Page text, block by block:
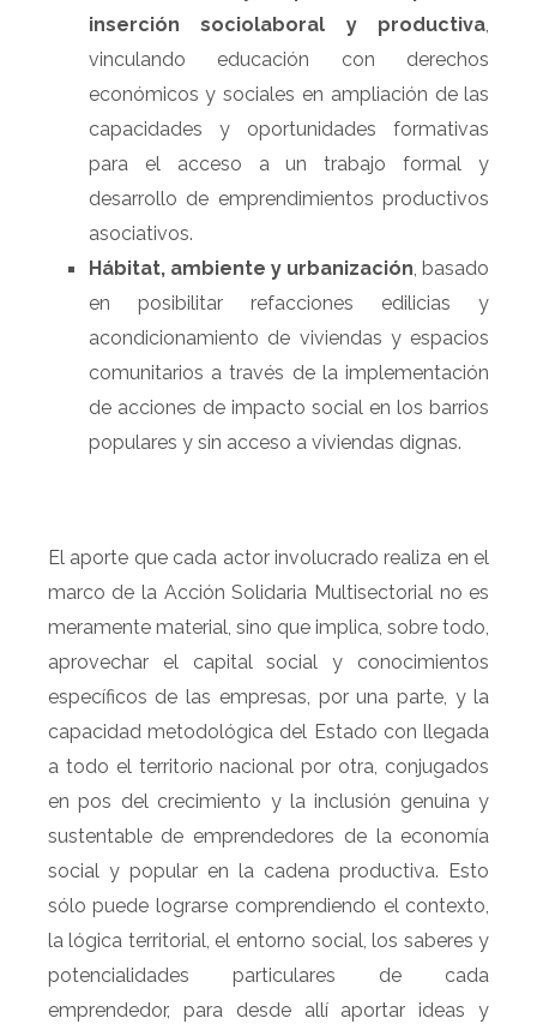
inserción sociolaboral y productiva,
vinculando educación con derechos
económicos y sociales en ampliación de las
capacidades y oportunidades formativas
para el acceso a un trabajo formal y
desarrollo de emprendimientos productivos
asociativos.
Hábitat, ambiente y urbanización, basado
en posibilitar refacciones edilicias y
acondicionamiento de viviendas y espacios
comunitarios a través de la implementación
de acciones de impacto social en los barrios
populares y sin acceso a viviendas dignas.
El aporte que cada actor involucrado realiza en el
marco de la Acción Solidaria Multisectorial no es
meramente material, sino que implica, sobre todo,
aprovechar el capital social y conocimientos
específicos de las empresas, por una parte, y la
capacidad metodológica del Estado con llegada
a todo el territorio nacional por otra, conjugados
en pos del crecimiento y la inclusión genuina y
sustentable de emprendedores de la economía
social y popular en la cadena productiva. Esto
sólo puede lograrse comprendiendo el contexto,
la lógica territorial, el entorno social, los saberes y
potencialidades particulares de cada
emprendedor, para desde allí aportar ideas y